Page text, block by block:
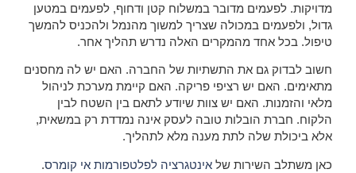
מדויקות. לפעמים מדובר במשלוח קטן ודחוף, לפעמים במטען
גדול, ולפעמים במכולה שצריך למשוך מהנמל ולהכניס להמשך
טיפול. בכל אחד מהמקרים האלה נדרש תהליך אחר.
חשוב לבדוק גם את התשתיות של החברה. האם יש לה מחסנים
מתאימים. האם יש רציפי פריקה. האם קיימת מערכת לניהול
מלאי והזמנות. האם יש צוות שיודע לתאם בין השטח לבין
הלקוח. חברת הובלות טובה לעסק אינה נמדדת רק במשאית,
אלא ביכולת שלה לתת מענה מלא לתהליך.
כאן משתלב השירות של אינטגרציה לפלטפורמות אי קומרס.